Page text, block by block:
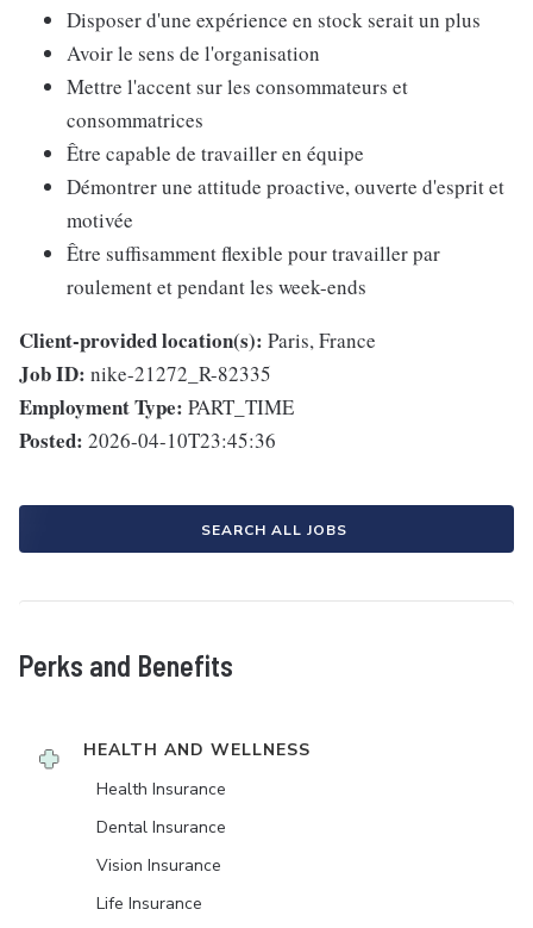
Disposer d'une expérience en stock serait un plus
Avoir le sens de l'organisation
Mettre l'accent sur les consommateurs et
consommatrices
Être capable de travailler en équipe
Démontrer une attitude proactive, ouverte d'esprit et
motivée
Être suffisamment flexible pour travailler par
roulement et pendant les week-ends
Client-provided location(s): Paris, France
Job ID: nike-21272_R-82335
Employment Type: PART_TIME
Posted: 2026-04-10T23:45:36
SEARCH ALL JOBS
Perks and Benefits
HEALTH AND WELLNESS
Health Insurance
Dental Insurance
Vision Insurance
Life Insurance